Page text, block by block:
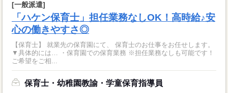
[一般派遣]
「ハケン保育士」担任業務なしOK！高時給♪安
心の働きやすさ◎
【保育士】 就業先の保育園にて、 保育士のお仕事をお任せします。
▼具体的には… ・保育園での保育業務 ※担任業務なしも可能です！
ご希望をご相...
保育士・幼稚園教諭・学童保育指導員